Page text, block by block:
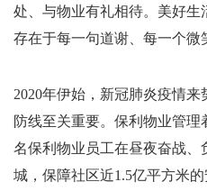
处、与物业有礼相待。美好生
存在于每一句道谢、每一个微
2020年伊始，新冠肺炎疫情来
防线至关重要。保利物业管理
名保利物业员工在昼夜奋战、
城，保障社区近1.5亿平方米